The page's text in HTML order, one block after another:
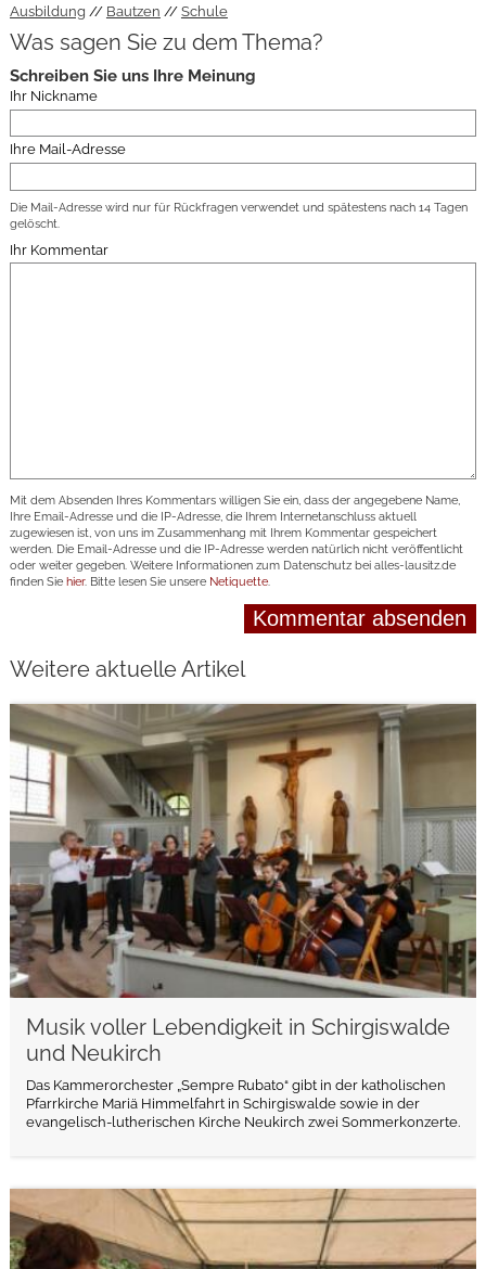
Ausbildung Bautzen Schule
Was sagen Sie zu dem Thema?
Schreiben Sie uns Ihre Meinung
Ihr Nickname
Ihre Mail-Adresse
Die Mail-Adresse wird nur für Rückfragen verwendet und spätestens nach 14 Tagen
gelöscht.
Ihr Kommentar
Mit dem Absenden Ihres Kommentars willigen Sie ein, dass der angegebene Name,
Ihre Email-Adresse und die IP-Adresse, die Ihrem Internetanschluss aktuell
zugewiesen ist, von uns im Zusammenhang mit Ihrem Kommentar gespeichert
werden. Die Email-Adresse und die IP-Adresse werden natürlich nicht veröffentlicht
oder weiter gegeben. Weitere Informationen zum Datenschutz bei alles-lausitz.de
finden Sie hier. Bitte lesen Sie unsere Netiquette.
Weitere aktuelle Artikel
Musik voller Lebendigkeit in Schirgiswalde
und Neukirch
Das Kammerorchester „Sempre Rubato“ gibt in der katholischen
Pfarrkirche Mariä Himmelfahrt in Schirgiswalde sowie in der
evangelisch-lutherischen Kirche Neukirch zwei Sommerkonzerte.
weiterlesen
weiterlesen